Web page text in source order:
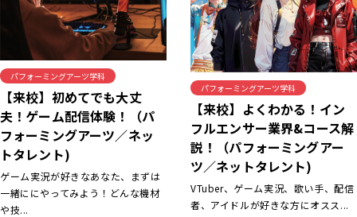
パフォーミングアーツ学科
【来校】初めてでも大丈
夫！ゲーム配信体験！（パ
フォーミングアーツ／ネッ
トタレント)
ゲーム実況が好きなあなた、まずは
一緒ににやってみよう！どんな機材
や技...
パフォーミングアーツ学科
【来校】よくわかる！イン
フルエンサー業界&コース解
説！（パフォーミングアー
ツ／ネットタレント)
VTuber、ゲーム実況、歌い手、配信
者、アイドルが好きな方にオスス...